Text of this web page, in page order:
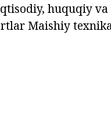
huquqiy
Maishiy